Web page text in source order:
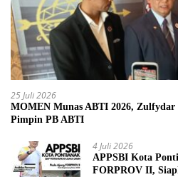
25 Juli 2026
MOMEN Munas ABTI 2026, Zulfydar
Pimpin PB ABTI
4 Juli 2026
APPSBI Kota
FORPROV II,